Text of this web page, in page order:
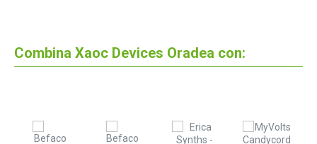
Combina Xaoc Devices Oradea con: